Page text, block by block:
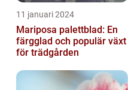
11 januari 2024
Mariposa palettblad: En
färgglad och populär växt
för trädgården